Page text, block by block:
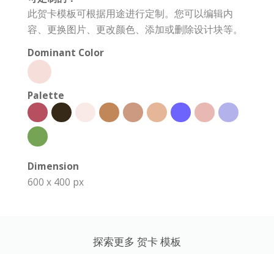
此贺卡模板可根据用途进行定制。您可以编辑内
容、更换图片、更改颜色、添加或删除设计块等。
Dominant Color
Palette
Dimension
600 x 400 px
探索更多 贺卡 模板